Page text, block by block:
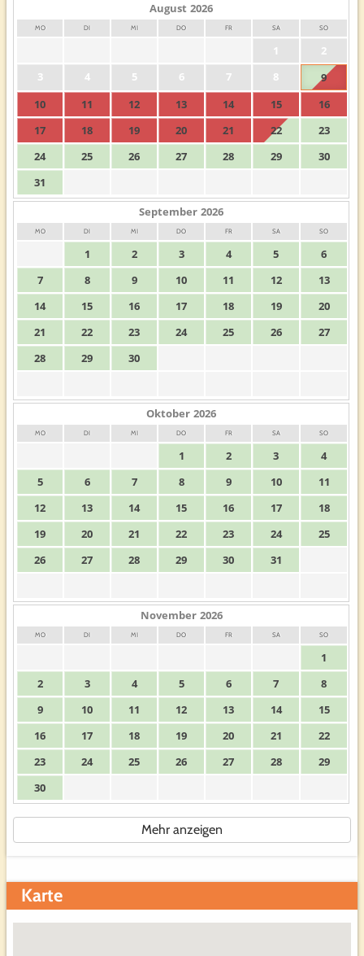
August 2026
MO DI MI DO FR SA SO
1
2
3
4 5 6 7 8
9
10
11 12 13 14 15
16
17
18 19 20 21 22
23
24
25 26 27 28 29
30
31
September 2026
MO DI MI DO FR SA SO
1 2 3 4 5
6
7
8 9 10 11 12
13
14
15 16 17 18 19
20
21
22 23 24 25 26
27
28
29 30
Oktober 2026
MO DI MI DO FR SA SO
1 2 3
4
5
6 7 8 9 10
11
12
13 14 15 16 17
18
19
20 21 22 23 24
25
26
27 28 29 30 31
November 2026
MO DI MI DO FR SA SO
1
2
3 4 5 6 7
8
9
10 11 12 13 14
15
16
17 18 19 20 21
22
23
24 25 26 27 28
29
30
Mehr anzeigen
Karte